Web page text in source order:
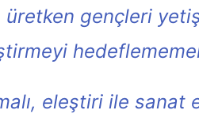
üretken gençleri
eleştiri ile